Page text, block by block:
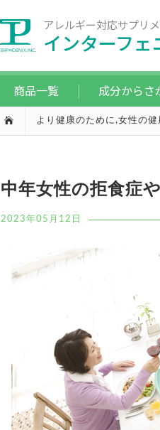
アレルギー対応サプリ
インターフェ
商品一覧 成分からさ
より健康のために,女性の健
中年女性の拒食症
2023年05月12日